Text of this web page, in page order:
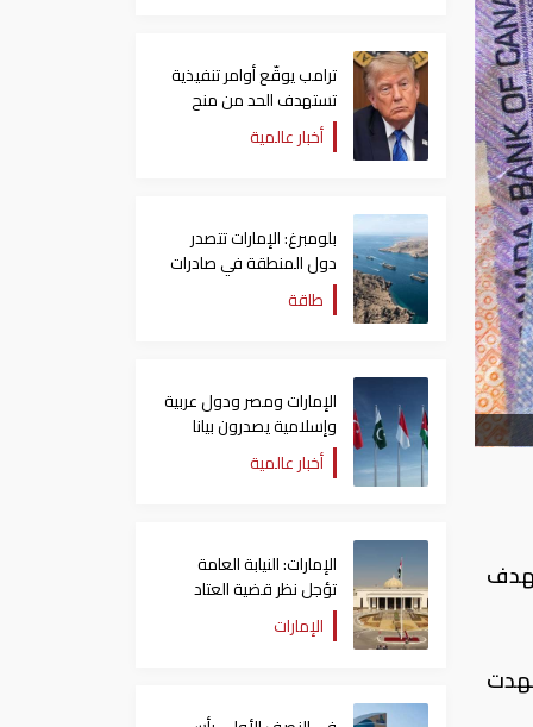
وشهدت
ترامب يوقّع أوامر تنفيذية
تستهدف الحد من منح
الجنسية الأمريكية بالولادة
أخبار عالمية
بلومبرغ: الإمارات تتصدر
دول المنطقة في صادرات
النفط عبر مضيق هرمز
طاقة
الإمارات ومصر ودول عربية
وإسلامية يصدرون بيانا
مشتركا بشأن الانتهاكات
الإسرائيلية في غزة
أخبار عالمية
الإمارات: النيابة العامة
تؤجل نظر قضية العتاد
العسكري للسودان
الإمارات